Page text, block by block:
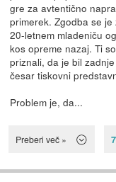
gre za avtentično
primerek. Zgodba se
20-letnem mladeniču
kos opreme nazaj. Ti
priznali, da je bil
česar tiskovni
Problem je, da...
Preberi več »